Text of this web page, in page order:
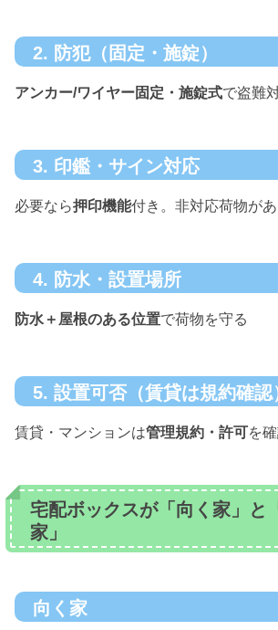
2. 防犯（固定・施錠）
アンカー/ワイヤー固定・施錠式で盗難
3. 印鑑・サイン対応
必要なら押印機能付き。非対応荷物が
4. 防水・設置場所
防水＋屋根のある位置で荷物を守る
5. 設置可否（賃貸は規約確認
賃貸・マンションは管理規約・許可を
宅配ボックスが「向く家」と
家」
向く家